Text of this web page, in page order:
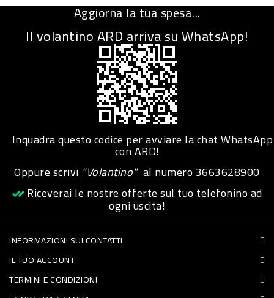
Aggiorna la tua spesa...
Il volantino ARD arriva su WhatsApp!
Inquadra questo codice per avviare la chat WhatsApp
con ARD!
Oppure scrivi"Volantino"al numero3663628900
Riceverai le nostre offerte sul tuo telefonino ad
ogni uscita!
INFORMAZIONI SUI CONTATTI
IL TUO ACCOUNT
TERMINI E CONDIZIONI